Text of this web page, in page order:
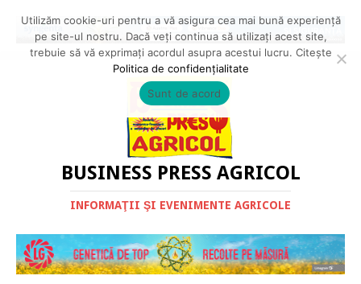
BUSINESS PRESS AGRICOL
INFORMAŢII ŞI EVENIMENTE AGRICOLE
Utilizăm cookie-uri pentru a vă asigura cea mai bună experiență
pe site-ul nostru. Dacă veți continua să utilizați acest site,
trebuie să vă exprimați acordul asupra acestui lucru. Citește
Politica de confidențialitate
Sunt de acord